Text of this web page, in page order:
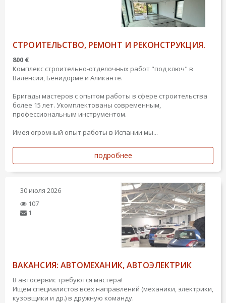
СТРОИТЕЛЬСТВО, РЕМОНТ И РЕКОНСТРУКЦИЯ.
800 €
Комплекс строительно-отделочных работ "под ключ" в
Валенсии, Бенидорме и Аликанте.
Бригады мастеров с опытом работы в сфере строительства
более 15 лет. Укомплектованы современным,
профессиональным инструментом.
Имея огромный опыт работы в Испании мы...
подробнее
30 июля 2026
107
1
ВАКАНСИЯ: АВТОМЕХАНИК, АВТОЭЛЕКТРИК
В автосервис требуются мастера!
Ищем специалистов всех направлений (механики, электрики,
кузовщики и др.) в дружную команду.